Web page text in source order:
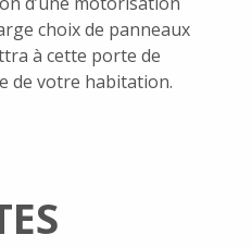
choix de panneaux
à cette porte de
de votre habitation.